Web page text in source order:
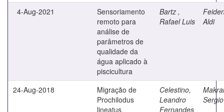
4-Aug-2021
Sensoriamento
remoto para
análise de
parâmetros de
qualidade da
água aplicado à
piscicultura
Bartz ,
Rafael Luis
Aldi
24-Aug-2018
Migração de
Prochilodus
lineatus
Celestino,
Leandro
Fernandes
Sergio